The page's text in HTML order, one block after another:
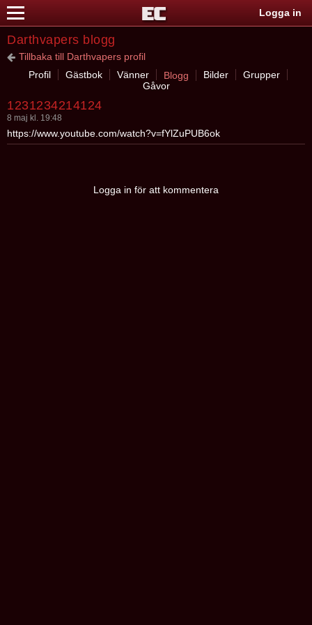
Logga in
Darthvapers blogg
Tillbaka till Darthvapers profil
Profil
Gästbok Vänner Blogg Bilder
Grupper
Gåvor
1231234214124
8 maj kl. 19:48
https://www.youtube.com/watch?v=fYlZuPUB6ok
Logga in för att kommentera